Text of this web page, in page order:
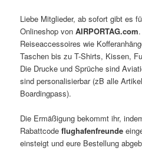
Liebe Mitglieder, ab sofort gibt es
Onlineshop vonAIRPORTAG.com
Reiseaccessoires wie
Taschen bis zu T-Shirts, Kissen,
Die Drucke und Sprüche sind
sind personalisierbar (zB alle
Boardingpass).
Die Ermäßigung bekommt ihr,
Rabattcodeflughafenfreunde
einsteigt und eure Bestellung